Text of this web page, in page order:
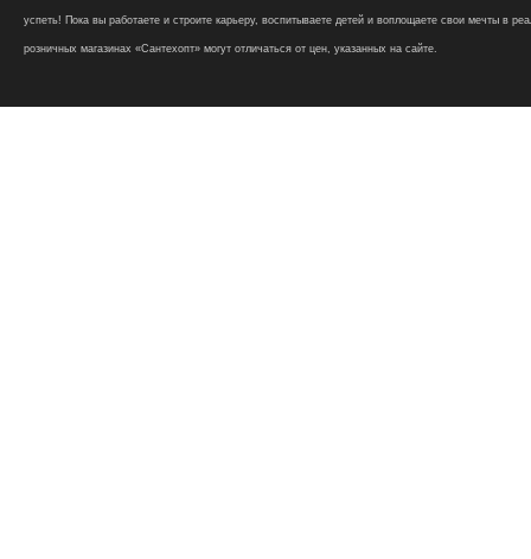
успеть! Пока вы работаете и строите карьеру, воспитываете детей и воплощаете свои мечты в
розничных магазинах «Сантехопт» могут отличаться от цен, указанных на сайте.